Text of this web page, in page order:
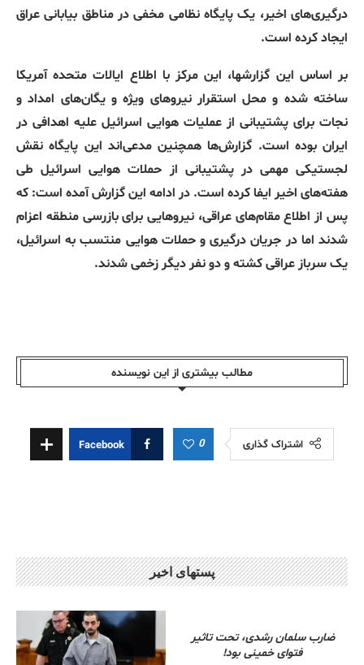
درگیری‌های اخیر، یک پایگاه نظامی مخفی در مناطق بیابانی عراق
ایجاد کرده است.
بر اساس این گزارشها، این مرکز با اطلاع ایالات متحده آمریکا
ساخته شده و محل استقرار نیروهای ویژه و یگان‌های امداد و
نجات برای پشتیبانی از عملیات هوایی اسرائیل علیه اهدافی در
ایران بوده است. گزارش‌ها همچنین مدعی‌اند این پایگاه نقش
لجستیکی مهمی در پشتیبانی از حملات هوایی اسرائیل طی
هفته‌های اخیر ایفا کرده است. در ادامه این گزارش آمده است: که
پس از اطلاع مقام‌های عراقی، نیروهایی برای بازرسی منطقه اعزام
شدند اما در جریان درگیری و حملات هوایی منتسب به اسرائیل،
یک سرباز عراقی کشته و دو نفر دیگر زخمی شدند.
مطالب بیشتری از این نویسندە
اشتراک گذاری 0
Facebook
پستهای اخیر
ضارب سلمان رشدی، تحت تاثیر
فتوای خمینی بود!